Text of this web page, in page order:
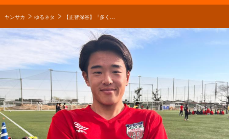
ヤンサカ ゆるネタ 【正智深谷】『多くの人に見てもらっている中でも、自分たちのプレーを見せたい』10番を背負う近藤七音が理想とするプレーとは【○○の誓い】